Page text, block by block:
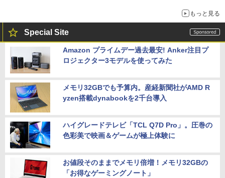
もっと見る
Special Site
Amazon プライムデー過去最安! Anker注目プ
ロジェクター3モデルを使ってみた
メモリ32GBでも予算内。産経新聞社がAMD R
yzen搭載dynabookを2千台導入
ハイグレードテレビ「TCL Q7D Pro」。圧巻の
色彩美で映画＆ゲームが極上体験に
お値段そのままでメモリ倍増！メモリ32GBの
「お得なゲーミングノート」